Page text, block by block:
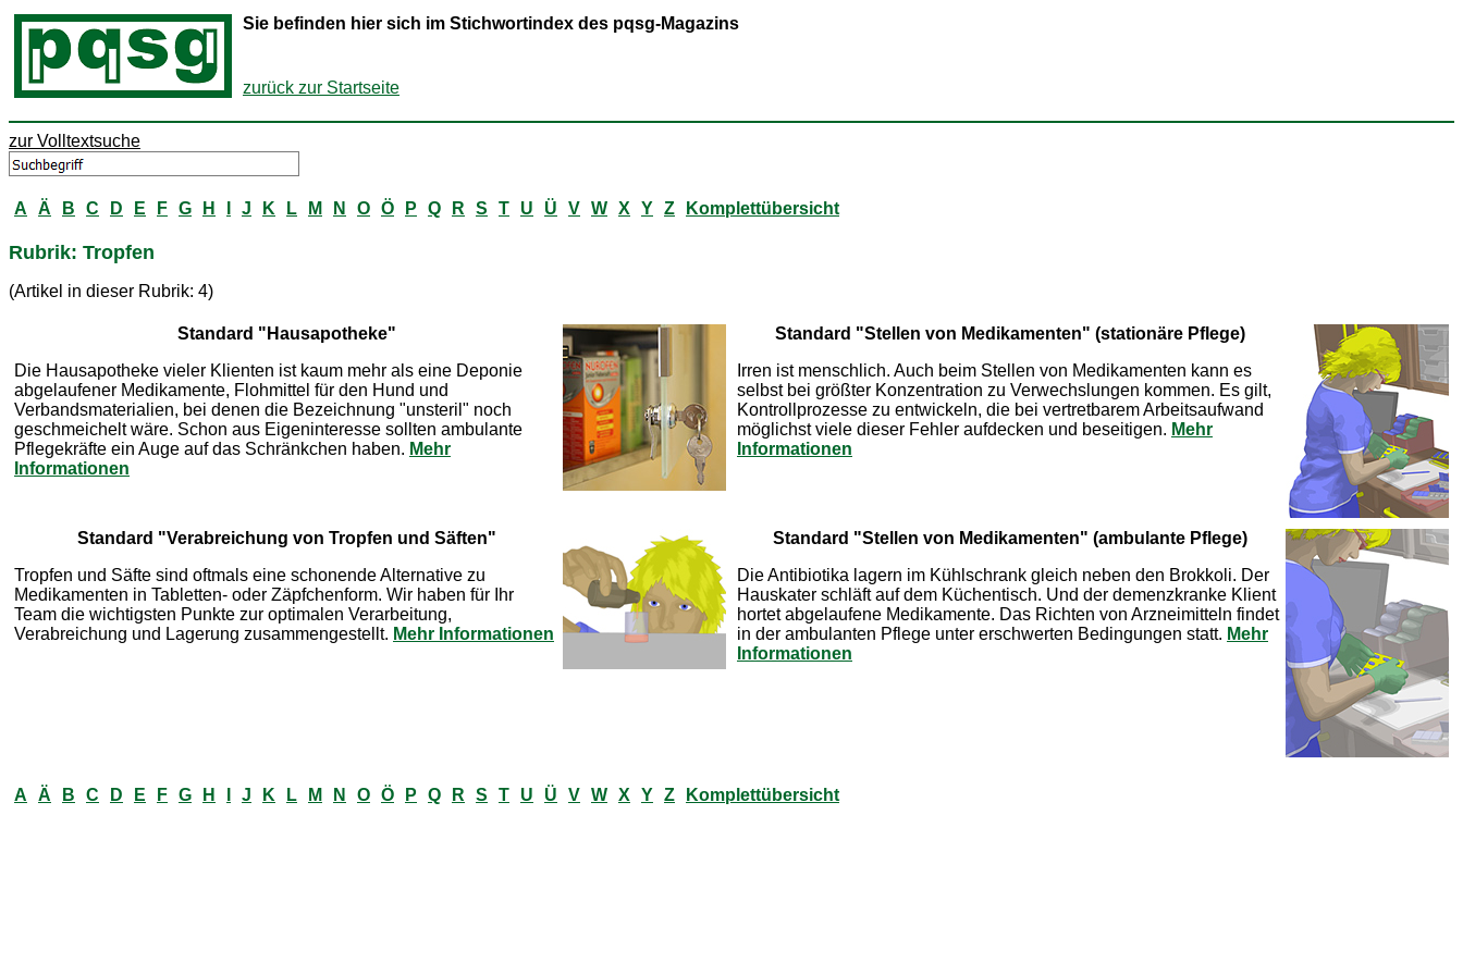
Sie befinden hier sich im Stichwortindex des pqsg-Magazins
zurück zur Startseite
zur Volltextsuche
A Ä B C D E F G H J K L M N O Ö P Q R S T U Ü V W X Y Z Komplettübersicht
Rubrik: Tropfen
(Artikel in dieser Rubrik: 4)
Standard "Hausapotheke"
Die Hausapotheke vieler Klienten ist kaum mehr als eine Deponie
abgelaufener Medikamente, Flohmittel für den Hund und
Verbandsmaterialien, bei denen die Bezeichnung "unsteril" noch
geschmeichelt wäre. Schon aus Eigeninteresse sollten ambulante
Pflegekräfte ein Auge auf das Schränkchen haben. Mehr
Informationen
Standard "Stellen von Medikamenten" (stationäre Pflege)
Irren ist menschlich. Auch beim Stellen von Medikamenten kann es
selbst bei größter Konzentration zu Verwechslungen kommen. Es gilt,
Kontrollprozesse zu entwickeln, die bei vertretbarem Arbeitsaufwand
möglichst viele dieser Fehler aufdecken und beseitigen. Mehr
Informationen
Standard "Verabreichung von Tropfen und Säften"
Tropfen und Säfte sind oftmals eine schonende Alternative zu
Medikamenten in Tabletten- oder Zäpfchenform. Wir haben für Ihr
Team die wichtigsten Punkte zur optimalen Verarbeitung,
Verabreichung und Lagerung zusammengestellt. Mehr Informationen
Standard "Stellen von Medikamenten" (ambulante Pflege)
Die Antibiotika lagern im Kühlschrank gleich neben den Brokkoli. Der
Hauskater schläft auf dem Küchentisch. Und der demenzkranke Klient
hortet abgelaufene Medikamente. Das Richten von Arzneimitteln findet
in der ambulanten Pflege unter erschwerten Bedingungen statt. Mehr
Informationen
A Ä B C D E F G H J K L M N O Ö P Q R S T U Ü V W X Y Z Komplettübersicht